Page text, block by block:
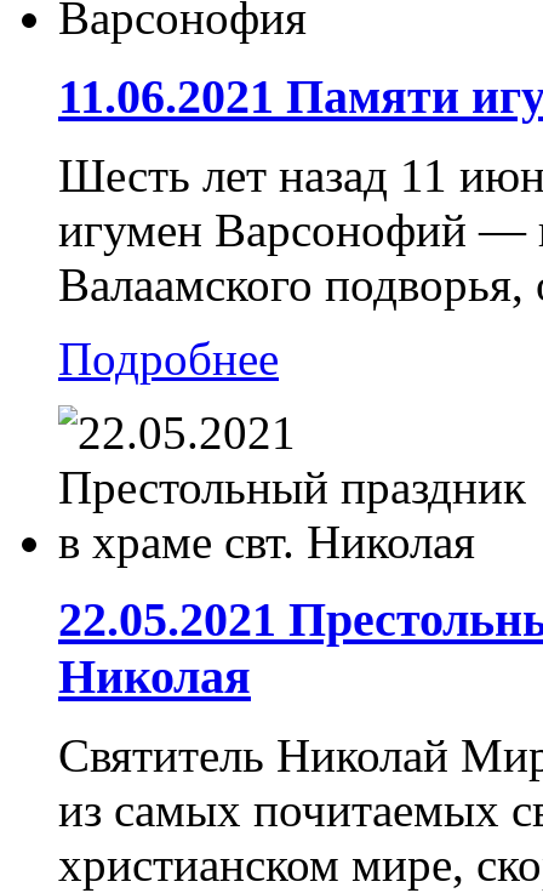
11.06.2021 Памяти
Шесть лет назад 11
игумен Варсонофий —
Валаамского
Подробнее
22.05.2021
Николая
Святитель Николай
из самых почитаемых
христианском мире,